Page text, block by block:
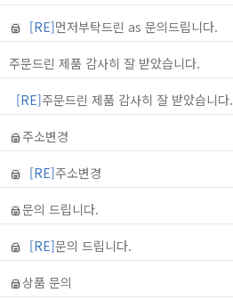
[RE]먼저부탁드린 as 문의드립니다.
주문드린 제품 감사히 잘 받았습니다.
[RE]주문드린 제품 감사히 잘 받았습니다.
주소변경
[RE]주소변경
문의 드립니다.
[RE]문의 드립니다.
상품 문의